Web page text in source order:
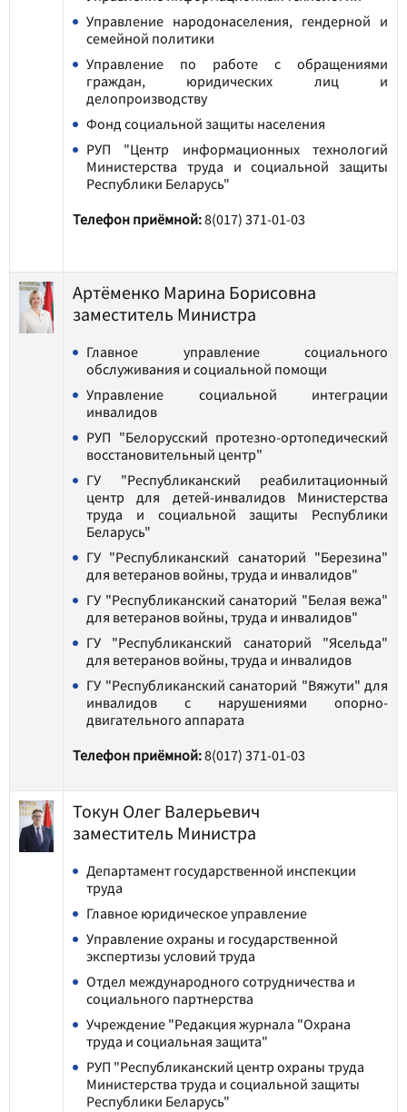
Управление народонаселения, гендерной и
семейной политики
Управление по работе с обращениями
граждан, юридических лиц и
делопроизводству
Фонд социальной защиты населения
РУП "Центр информационных технологий
Министерства труда и социальной защиты
Республики Беларусь"
Телефон приёмной:8(017) 371-01-03
Артёменко Марина Борисовна
заместитель Министра
Главное управление социального
обслуживания и социальной помощи
Управление социальной интеграции
инвалидов
РУП "Белорусский протезно-ортопедический
восстановительный центр"
ГУ "Республиканский реабилитационный
центр для детей-инвалидов Министерства
труда и социальной защиты Республики
Беларусь"
ГУ "Республиканский санаторий "Березина"
для ветеранов войны, труда и инвалидов"
ГУ "Республиканский санаторий "Белая вежа"
для ветеранов войны, труда и инвалидов"
ГУ "Республиканский санаторий "Ясельда"
для ветеранов войны, труда и инвалидов
ГУ "Республиканский санаторий "Вяжути" для
инвалидов с нарушениями опорно-
двигательного аппарата
Телефон приёмной:8(017) 371-01-03
Токун Олег Валерьевич
заместитель Министра
Департамент государственной инспекции
труда
Главное юридическое управление
Управление охраны и государственной
экспертизы условий труда
Отдел международного сотрудничества и
социального партнерства
Учреждение "Редакция журнала "Охрана
труда и социальная защита"
РУП "Республиканский центр охраны труда
Министерства труда и социальной защиты
Республики Беларусь"